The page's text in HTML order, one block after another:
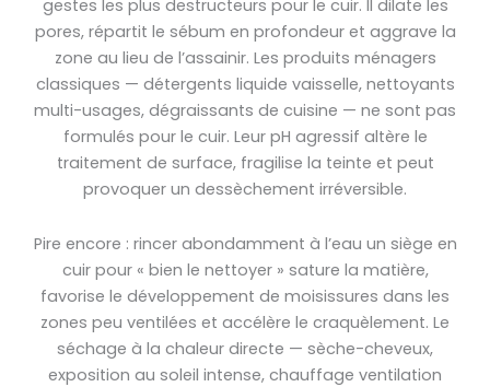
gestes les plus destructeurs pour le cuir. Il dilate les
pores, répartit le sébum en profondeur et aggrave la
zone au lieu de l’assainir. Les produits ménagers
classiques — détergents liquide vaisselle, nettoyants
multi-usages, dégraissants de cuisine — ne sont pas
formulés pour le cuir. Leur pH agressif altère le
traitement de surface, fragilise la teinte et peut
provoquer un dessèchement irréversible.
Pire encore : rincer abondamment à l’eau un siège en
cuir pour « bien le nettoyer » sature la matière,
favorise le développement de moisissures dans les
zones peu ventilées et accélère le craquèlement. Le
séchage à la chaleur directe — sèche-cheveux,
exposition au soleil intense, chauffage ventilation